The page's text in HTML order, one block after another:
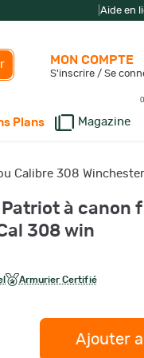
Aide en
Plans Magazine
MON COMPTE
S'inscrire / Se
Calibre 308
à canon
308 win
Armurier Certifié
Ajouter